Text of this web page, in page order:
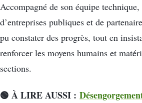
Accompagné de son équipe technique,
d’entreprises publiques et de
pu constater des progrès, tout en
renforcer les moyens humains et
sections.
🟢 À LIRE AUSSI :